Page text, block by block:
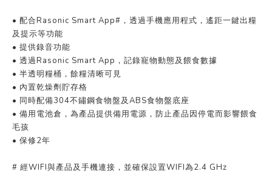
• 配合Rasonic Smart App#，透過手機應用程式，遙距一鍵出糧
及提示等功能
• 提供錄音功能
• 透過Rasonic Smart App，記錄寵物動態及餵食數據
• 半透明糧桶，餘糧清晰可見
• 內置乾燥劑貯存格
• 同時配備304不鏽鋼食物盤及ABS食物盤底座
• 備用電池倉，為產品提供備用電源，防止產品因停電而影響餵食
毛孩
• 保修2年
# 經WIFI與產品及手機連接，並確保設置WIFI為2.4 GHz